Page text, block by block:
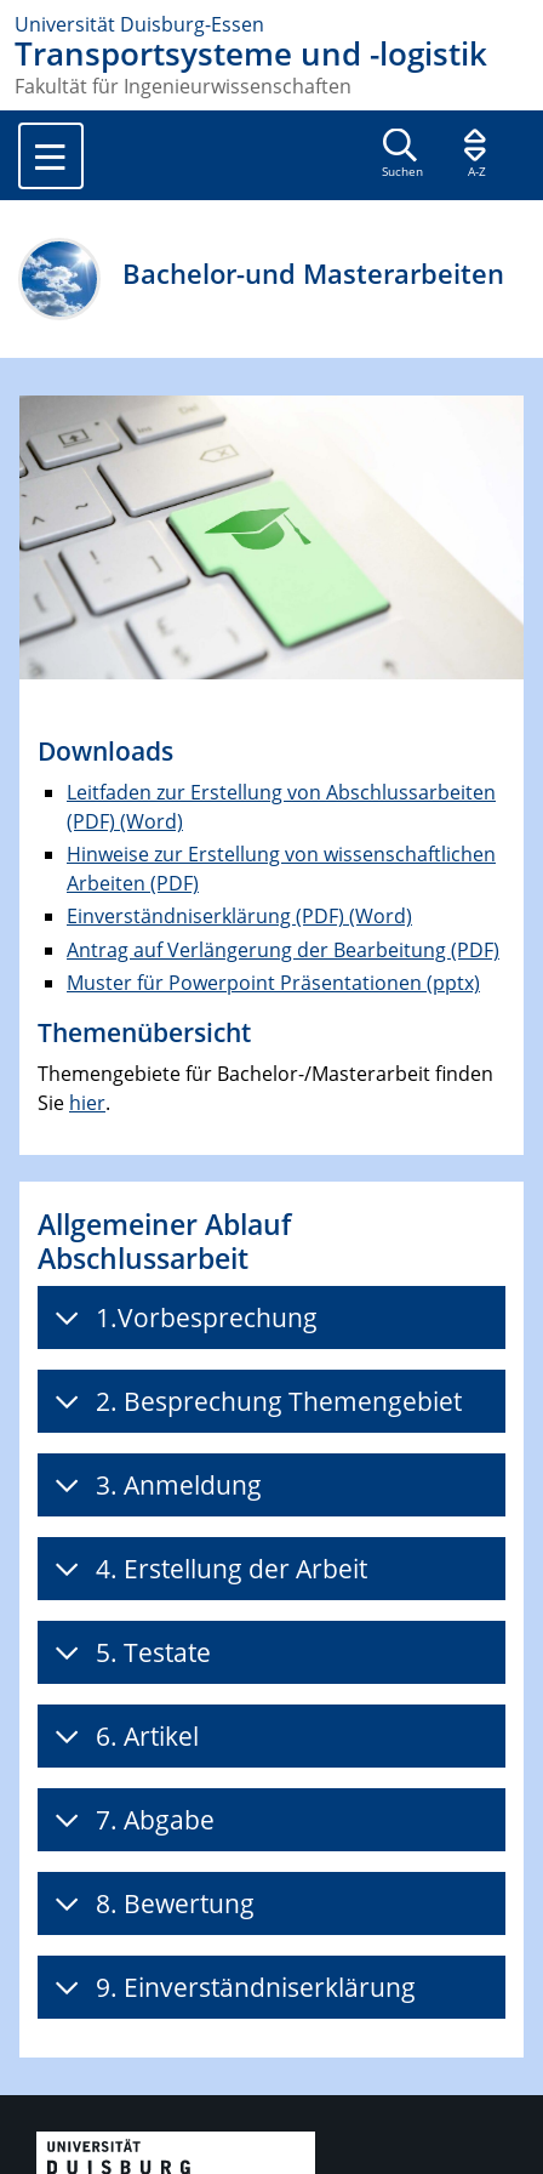
Universität Duisburg-Essen
Transportsysteme und -logistik
Fakultät für Ingenieurwissenschaften
Suchen A-Z
Bachelor-und Masterarbeiten
Downloads
Leitfaden zur Erstellung von Abschlussarbeiten
(PDF) (Word)
Hinweise zur Erstellung von wissenschaftlichen
Arbeiten (PDF)
Einverständniserklärung (PDF) (Word)
Antrag auf Verlängerung der Bearbeitung (PDF)
Muster für Powerpoint Präsentationen (pptx)
Themenübersicht
Themengebiete für Bachelor-/Masterarbeit finden
Sie hier.
Allgemeiner Ablauf
Abschlussarbeit
1.Vorbesprechung
2. Besprechung Themengebiet
3. Anmeldung
4. Erstellung der Arbeit
5. Testate
6. Artikel
7. Abgabe
8. Bewertung
9. Einverständniserklärung